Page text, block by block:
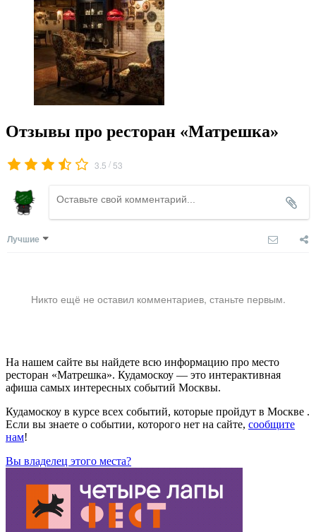
Отзывы про ресторан «Матрешка»
3.5 / 53
Лучшие
Никто ещё не оставил комментариев, станьте первым.
На нашем сайте вы найдете всю информацию про место
ресторан «Матрешка». Кудамоскоу — это интерактивная
афиша самых интересных событий Москвы.
Кудамоскоу в курсе всех событий, которые пройдут в Москве .
Если вы знаете о событии, которого нет на сайте, сообщите
нам!
Вы владелец этого места?